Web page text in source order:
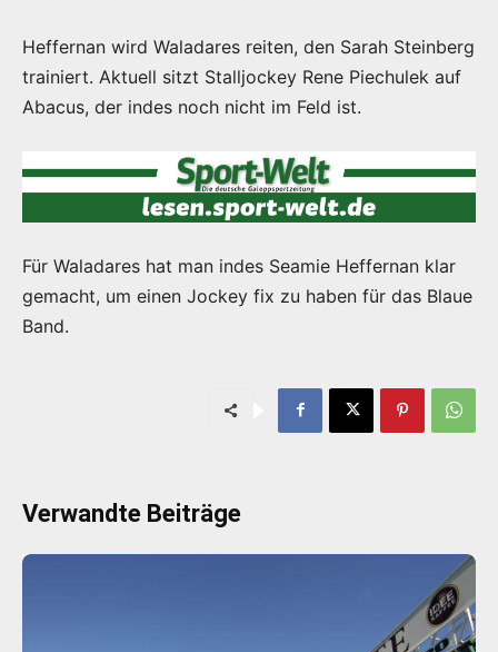
Heffernan wird Waladares reiten, den Sarah Steinberg
trainiert. Aktuell sitzt Stalljockey Rene Piechulek auf
Abacus, der indes noch nicht im Feld ist.
Für Waladares hat man indes Seamie Heffernan klar
gemacht, um einen Jockey fix zu haben für das Blaue
Band.
Verwandte Beiträge